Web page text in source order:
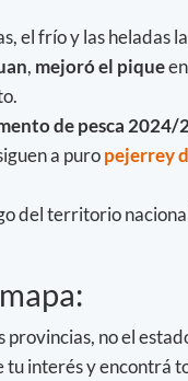
el frío y las heladas
, mejoró el pique
de pesca 2024/
a puropejerrey
del territorio
no el
tu interés y encontrá